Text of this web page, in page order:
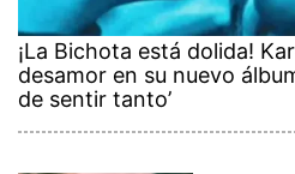
¡La Bichota está dolida!
desamor en su nuevo
de sentir tanto’